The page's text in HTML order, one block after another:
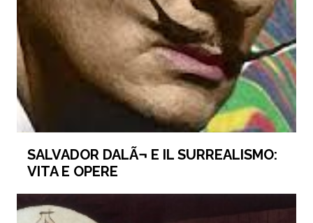
SALVADOR DALÃ¬ E IL SURREALISMO:
VITA E OPERE